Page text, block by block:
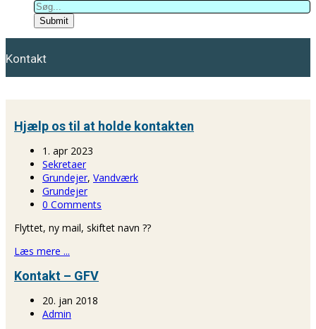
Submit
Kontakt
Hjælp os til at holde kontakten
1. apr 2023
Sekretaer
Grundejer, Vandværk
Grundejer
0 Comments
Flyttet, ny mail, skiftet navn ??
Læs mere ...
Kontakt – GFV
20. jan 2018
Admin